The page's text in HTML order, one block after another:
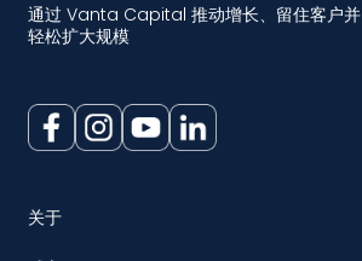
通过 Vanta Capital 推动增长、留住客户并
轻松扩大规模
关于